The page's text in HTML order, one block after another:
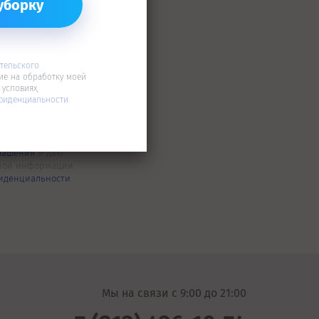
и даю
Мы на связи c 9:00 до 21:00
на обработку моей
.